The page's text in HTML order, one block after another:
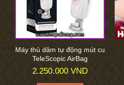
Máy thủ dâm tự động mút cu
TeleScopic AirBag
2.250.000 VND